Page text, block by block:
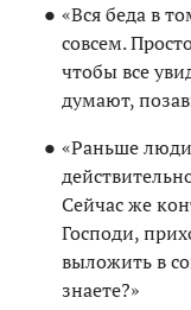
«Вся беда в
совсем.
чтобы все
думают,
«Раньше
Сейчас же
Господи,
выложить в
знаете?»